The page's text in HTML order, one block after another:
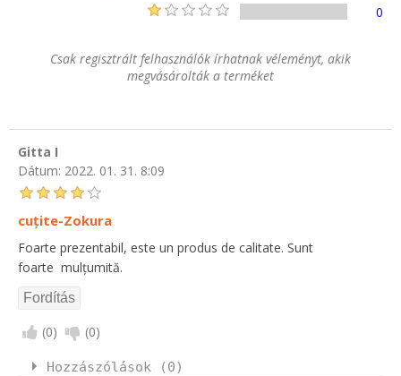
0
Csak regisztrált felhasználók írhatnak véleményt, akik
megvásárolták a terméket
Gitta I
Dátum: 2022. 01. 31. 8:09
cuțite-Zokura
Foarte prezentabil, este un produs de calitate. Sunt
foarte mulțumită.
(0) (0)
Hozzászólások (0)